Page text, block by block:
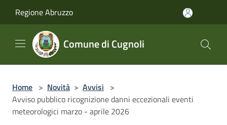
Regione Abruzzo
Comune di Cugnoli
Home > Novità > Avvisi >
Avviso pubblico ricognizione danni eccezionali eventi
meteorologici marzo - aprile 2026